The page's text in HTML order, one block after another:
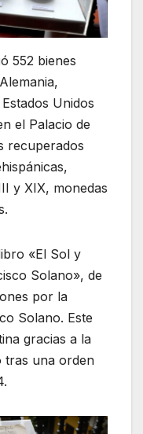
552 bienes
Unidos
el Palacio de
recuperados
y XIX, monedas
«El Sol y
Solano», de
por la
Solano. Este
gracias a la
tras una orden